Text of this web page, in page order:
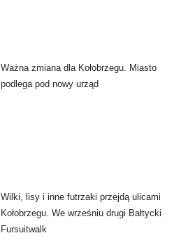
Ważna zmiana dla Kołobrzegu. Miasto
podlega pod nowy urząd
Wilki, lisy i inne futrzaki przejdą ulicami
Kołobrzegu. We wrześniu drugi Bałtycki
Fursuitwalk